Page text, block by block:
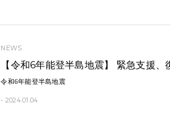
NEWS
【令和6年能登半島地震】 緊急支援
令和6年能登半島地震
- 2024.01.04